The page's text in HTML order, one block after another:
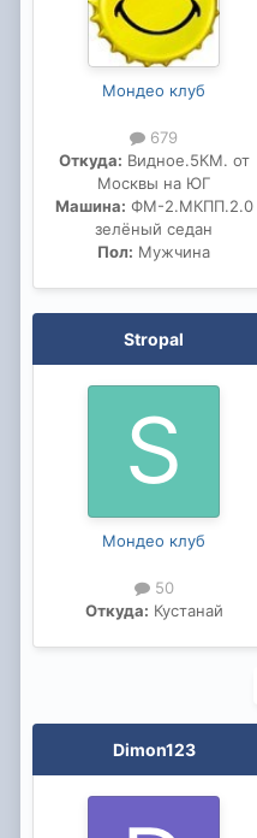
Мондео клуб
679
Откуда: Видное.5КМ. от
Москвы на ЮГ
Машина: ФМ-2.МКПП.2.0
зелёный седан
Пол: Мужчина
Stropal
Мондео клуб
50
Откуда: Кустанай
Dimon123